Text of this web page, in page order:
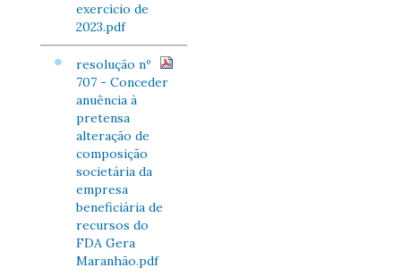
exercício de
2023.pdf
resolução nº
707 - Conceder
anuência à
pretensa
alteração de
composição
societária da
empresa
beneficiária de
recursos do
FDA Gera
Maranhão.pdf